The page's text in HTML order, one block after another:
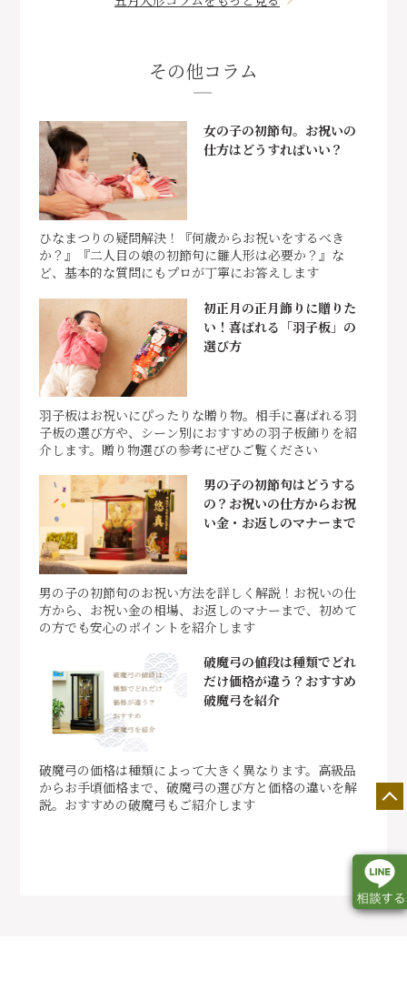
その他コラム
女の子の初節句。お祝いの
仕方はどうすればいい？
ひなまつりの疑問解決！『何歳からお祝いをするべき
か？』『二人目の娘の初節句に雛人形は必要か？』な
ど、基本的な質問にもプロが丁寧にお答えします
初正月の正月飾りに贈りた
い！喜ばれる「羽子板」の
選び方
羽子板はお祝いにぴったりな贈り物。相手に喜ばれる羽
子板の選び方や、シーン別におすすめの羽子板飾りを紹
介します。贈り物選びの参考にぜひご覧ください
男の子の初節句はどうする
の？お祝いの仕方からお祝
い金・お返しのマナーまで
男の子の初節句のお祝い方法を詳しく解説！お祝いの仕
方から、お祝い金の相場、お返しのマナーまで、初めて
の方でも安心のポイントを紹介します
破魔弓の値段は種類でどれ
だけ価格が違う？おすすめ
破魔弓を紹介
破魔弓の価格は種類によって大きく異なります。高級品
からお手頃価格まで、破魔弓の選び方と価格の違いを解
説。おすすめの破魔弓もご紹介します